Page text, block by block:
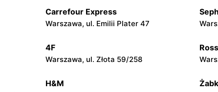
Delikatesy Centrum
Piastów, ul. Witolda Pileckiego 2
10
Delikatesy Centrum
Nowa Wola, ul. Ignacego Krasickiego 110
Carrefour Express
Warszawa, ul. Emilii Plater 47
4F
Warszawa, ul. Złota 59/258
H&M